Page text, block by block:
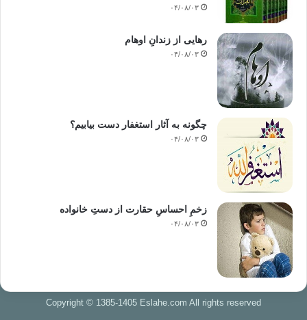
۰۴/۰۸/۰۳
رهایی از زندانِ اوهام
۰۴/۰۸/۰۳
چگونه به آثار استغفار دست بیابیم؟
۰۴/۰۸/۰۳
زخمِ احساسِ حقارت از دستِ خانواده
۰۴/۰۸/۰۳
Copyright © 1385-1405 Eslahe.com All rights reserved